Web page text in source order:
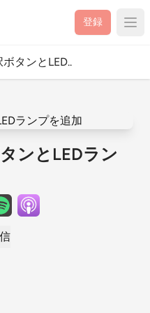
登録
タンとLED..
ンとLEDラン